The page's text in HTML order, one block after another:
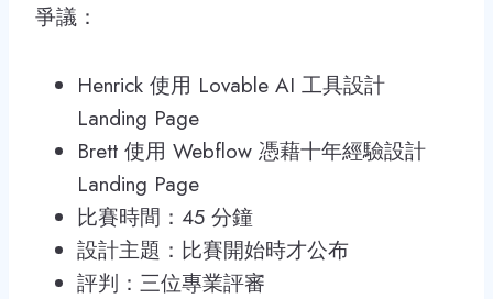
爭議：
Henrick 使用 Lovable AI 工具設計
Landing Page
Brett 使用 Webflow 憑藉十年經驗設計
Landing Page
比賽時間：45 分鐘
設計主題：比賽開始時才公布
評判：三位專業評審